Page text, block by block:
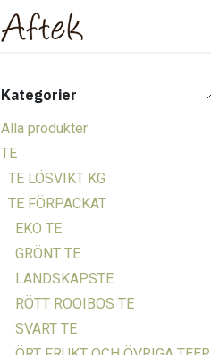
Kategorier
Alla produkter
TE
TE LÖSVIKT KG
TE FÖRPACKAT
EKO TE
GRÖNT TE
LANDSKAPSTE
RÖTT ROOIBOS TE
SVART TE